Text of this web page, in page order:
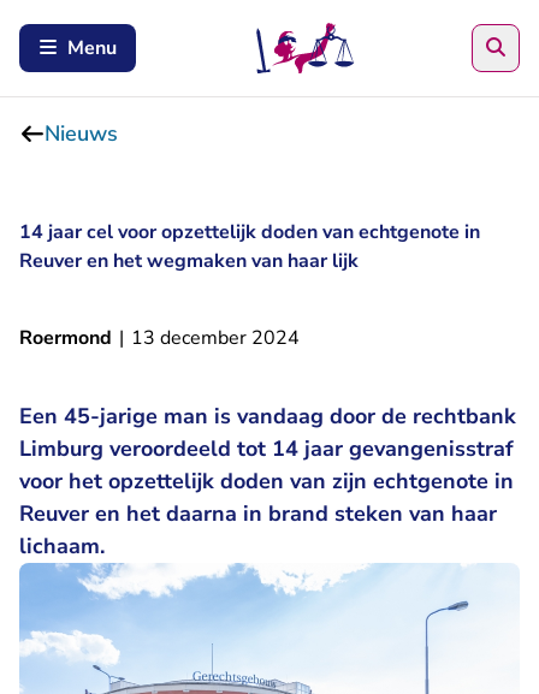
Menu
Nieuws
14 jaar cel voor opzettelijk doden van echtgenote in
Reuver en het wegmaken van haar lijk
Roermond | 13 december 2024
Een 45-jarige man is vandaag door de rechtbank
Limburg veroordeeld tot 14 jaar gevangenisstraf
voor het opzettelijk doden van zijn echtgenote in
Reuver en het daarna in brand steken van haar
lichaam.